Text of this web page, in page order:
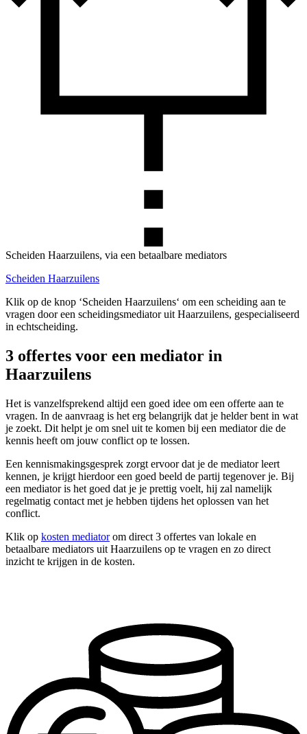
Scheiden Haarzuilens, via een betaalbare mediators
Scheiden Haarzuilens
Klik op de knop ‘Scheiden Haarzuilens‘ om een scheiding aan te
vragen door een scheidingsmediator uit Haarzuilens, gespecialiseerd
in echtscheiding.
3 offertes voor een mediator in
Haarzuilens
Het is vanzelfsprekend altijd een goed idee om een offerte aan te
vragen. In de aanvraag is het erg belangrijk dat je helder bent in wat
je zoekt. Dit helpt je om snel uit te komen bij een mediator die de
kennis heeft om jouw conflict op te lossen.
Een kennismakingsgesprek zorgt ervoor dat je de mediator leert
kennen, je krijgt hierdoor een goed beeld de partij tegenover je. Bij
een mediator is het goed dat je je prettig voelt, hij zal namelijk
regelmatig contact met je hebben tijdens het oplossen van het
conflict.
Klik op kosten mediatorom direct 3 offertes van lokale en
betaalbare mediators uit Haarzuilens op te vragen en zo direct
inzicht te krijgen in de kosten.